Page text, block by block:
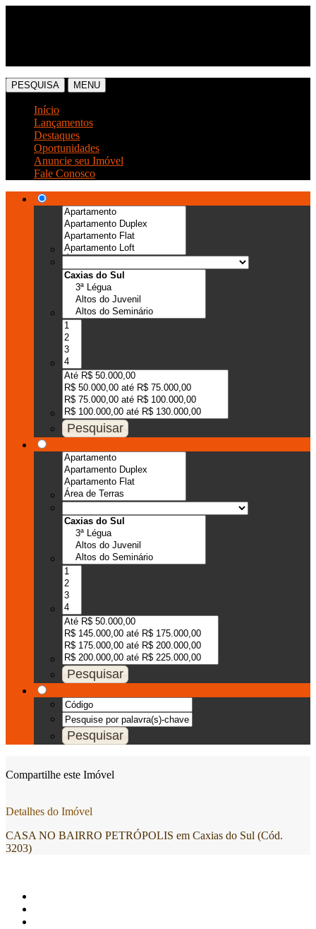
PESQUISA MENU
Início
Lançamentos
Destaques
Oportunidades
Anuncie seu Imóvel
Fale Conosco
Compartilhe este Imóvel
Detalhes do Imóvel
CASA NO BAIRRO PETRÓPOLIS em Caxias do Sul (Cód.
3203)